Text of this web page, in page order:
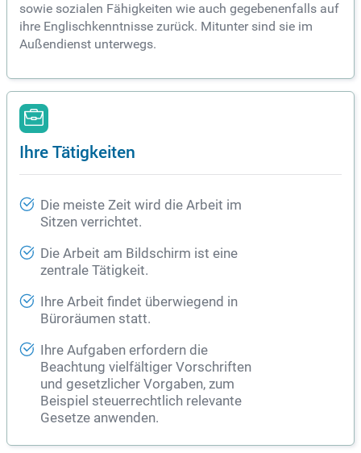
sowie sozialen Fähigkeiten wie auch gegebenenfalls auf
ihre Englischkenntnisse zurück. Mitunter sind sie im
Außendienst unterwegs.
Ihre Tätigkeiten
Die meiste Zeit wird die Arbeit im
Sitzen verrichtet.
Die Arbeit am Bildschirm ist eine
zentrale Tätigkeit.
Ihre Arbeit findet überwiegend in
Büroräumen statt.
Ihre Aufgaben erfordern die
Beachtung vielfältiger Vorschriften
und gesetzlicher Vorgaben, zum
Beispiel steuerrechtlich relevante
Gesetze anwenden.